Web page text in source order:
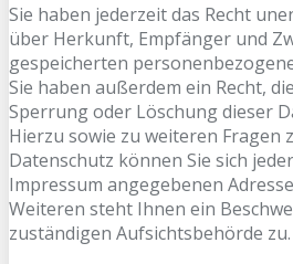
Sie haben jederzeit das Recht
über Herkunft, Empfänger und
gespeicherten
Sie haben außerdem ein Recht,
Sperrung oder Löschung dieser
Hierzu sowie zu weiteren Fragen
Datenschutz können Sie sich
Impressum angegebenen
Weiteren steht Ihnen ein
zuständigen Aufsichtsbehörde zu.